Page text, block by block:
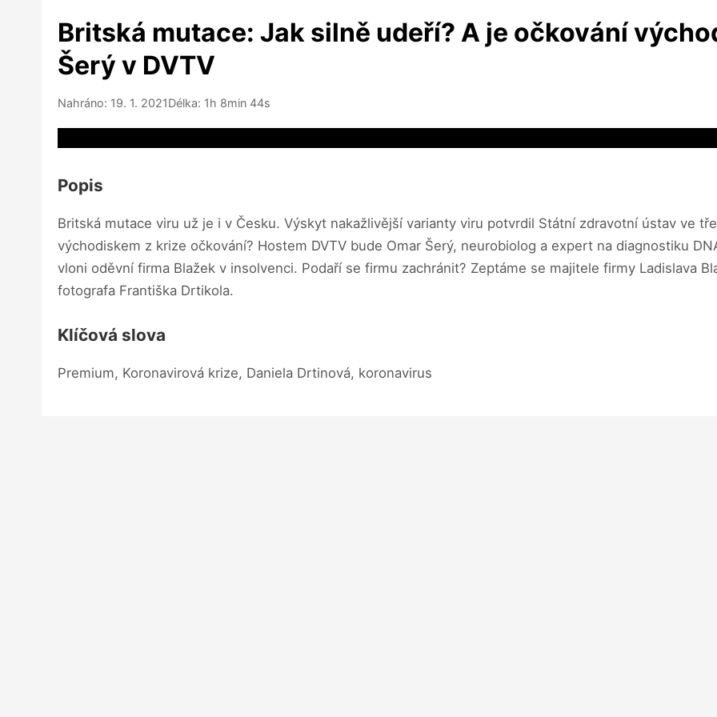
Britská mutace: Jak silně udeří? A je očkování
Šerý v DVTV
Nahráno: 19. 1. 2021Délka: 1h 8min 44s
Popis
Britská mutace viru už je i v Česku. Výskyt nakažlivější varianty viru potvrdil Státní zdravotní ústav ve
východiskem z krize očkování? Hostem DVTV bude Omar Šerý, neurobiolog a expert na diagnostiku
vloni oděvní firma Blažek v insolvenci. Podaří se firmu zachránit? Zeptáme se majitele firmy Ladislava
fotografa Františka Drtikola.
Klíčová slova
Premium, Koronavirová krize, Daniela Drtinová, koronavirus